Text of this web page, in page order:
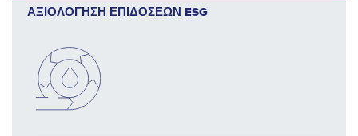
ΑΞΙΟΛΟΓΗΣΗ ΕΠΙΔΟΣΕΩΝ ESG